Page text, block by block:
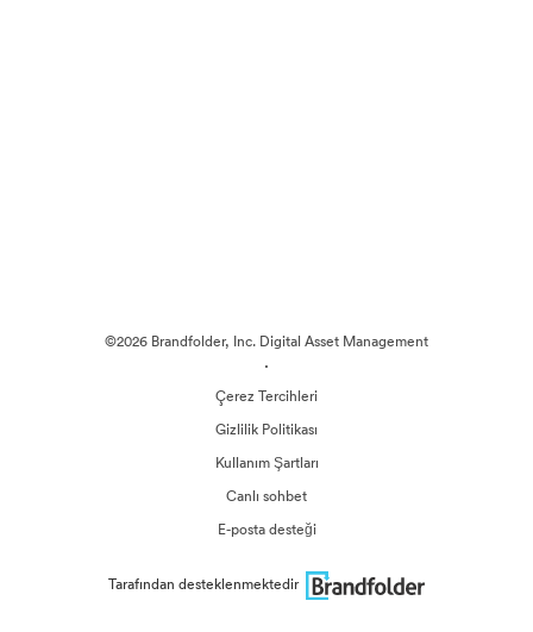
©2026 Brandfolder, Inc. Digital Asset Management
·
Çerez Tercihleri
Gizlilik Politikası
Kullanım Şartları
Canlı sohbet
E-posta desteği
Tarafından desteklenmektedir